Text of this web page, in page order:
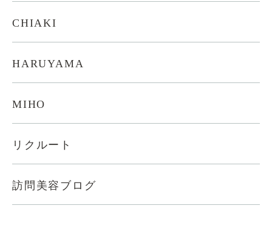
CHIAKI
HARUYAMA
MIHO
リクルート
訪問美容ブログ